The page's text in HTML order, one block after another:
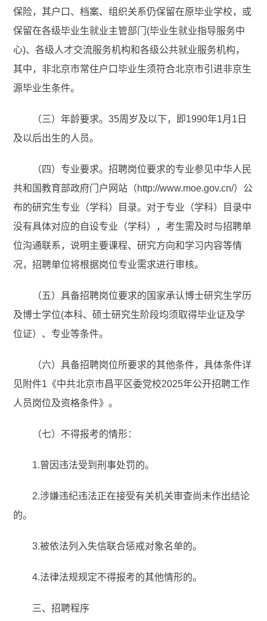
保险，其户口、档案、组织关系仍保留在原毕业学校，或
保留在各级毕业生就业主管部门(毕业生就业指导服务中
心)、各级人才交流服务机构和各级公共就业服务机构，
其中，非北京市常住户口毕业生须符合北京市引进非京生
源毕业生条件。
（三）年龄要求。35周岁及以下，即1990年1月1日
及以后出生的人员。
（四）专业要求。招聘岗位要求的专业参见中华人民
共和国教育部政府门户网站（http://www.moe.gov.cn/）公
布的研究生专业（学科）目录。对于专业（学科）目录中
没有具体对应的自设专业（学科），考生需及时与招聘单
位沟通联系，说明主要课程、研究方向和学习内容等情
况，招聘单位将根据岗位专业需求进行审核。
（五）具备招聘岗位要求的国家承认博士研究生学历
及博士学位(本科、硕士研究生阶段均须取得毕业证及学
位证）、专业等条件。
（六）具备招聘岗位所要求的其他条件，具体条件详
见附件1《中共北京市昌平区委党校2025年公开招聘工作
人员岗位及资格条件》。
（七）不得报考的情形：
1.曾因违法受到刑事处罚的。
2.涉嫌违纪违法正在接受有关机关审查尚未作出结论
的。
3.被依法列入失信联合惩戒对象名单的。
4.法律法规规定不得报考的其他情形的。
三、招聘程序